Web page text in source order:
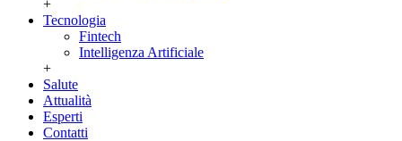
+
Tecnologia
Fintech
Intelligenza Artificiale
+
Salute
Attualità
Esperti
Contatti